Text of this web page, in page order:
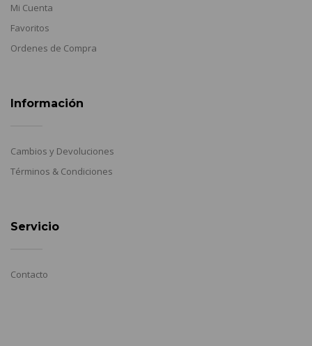
Mi Cuenta
Favoritos
Ordenes de Compra
Información
Cambios y Devoluciones
Términos & Condiciones
Servicio
Contacto